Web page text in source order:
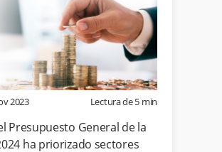
2023 Lectura de5 min
Presupuesto General de la
ha priorizado sectores